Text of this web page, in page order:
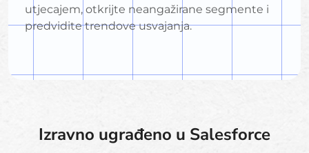
utjecajem, otkrijte neangažirane segmente i
predvidite trendove usvajanja.
Izravno ugrađeno u Salesforce